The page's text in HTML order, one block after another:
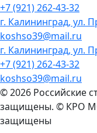
+7 (921) 262-43-32
г. Калининград, ул.
koshso39@mail.ru
г. Калининград, ул.
+7 (921) 262-43-32
koshso39@mail.ru
© 2026 Российские
защищены. © КРО
защищены